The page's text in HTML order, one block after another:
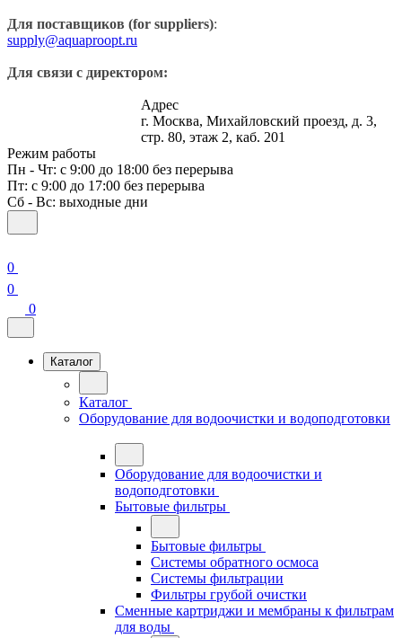
Для поставщиков (for suppliers):
supply@aquaproopt.ru
Для связи с директором:
Адрес
г. Москва, Михайловский проезд, д. 3,
стр. 80, этаж 2, каб. 201
Режим работы
Пн - Чт: с 9:00 до 18:00 без перерыва
Пт: с 9:00 до 17:00 без перерыва
Сб - Вс: выходные дни
0
0
0
Каталог
Каталог
Оборудование для водоочистки и водоподготовки
Оборудование для водоочистки и
водоподготовки
Бытовые фильтры
Бытовые фильтры
Системы обратного осмоса
Системы фильтрации
Фильтры грубой очистки
Сменные картриджи и мембраны к фильтрам
для воды